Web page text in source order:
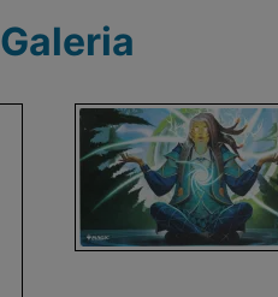
Galeria